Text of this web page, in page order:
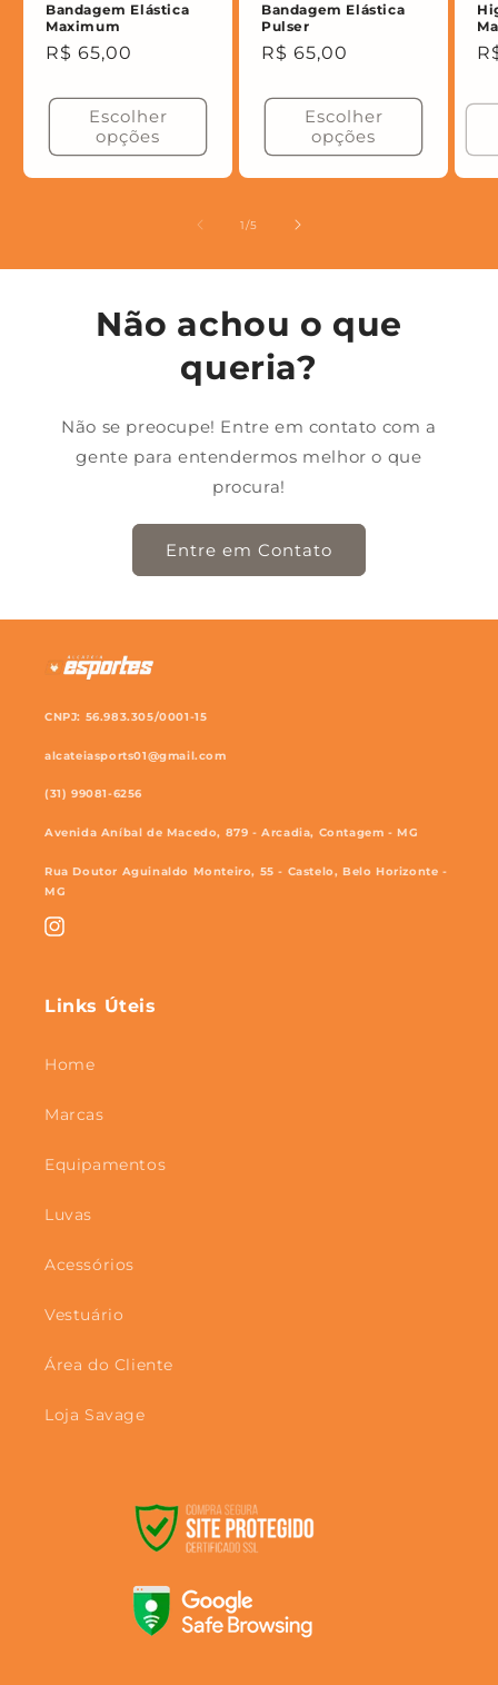
Bandagem Elástica
Maximum
Preço
R$ 65,00
Escolher
opções
Bandagem Elástica
Pulser
Preço
R$ 65,00
Escolher
opções
1/de
5
Não achou o que
queria?
Não se preocupe! Entre em contato com a
gente para entendermos melhor o que
procura!
Entre em Contato
CNPJ: 56.983.305/0001-15
alcateiasports01@gmail.com
(31) 99081-6256
Avenida Aníbal de Macedo, 879 - Arcadia, Contagem - MG
Rua Doutor Aguinaldo Monteiro, 55 - Castelo, Belo Horizonte -
MG
Instagram
Links Úteis
Home
Marcas
Equipamentos
Luvas
Acessórios
Vestuário
Área do Cliente
Loja Savage